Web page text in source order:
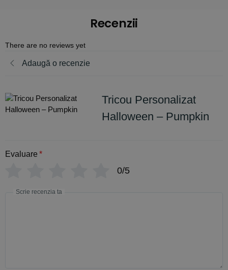
Recenzii
There are no reviews yet
Adaugă o recenzie
Tricou Personalizat
Halloween – Pumpkin
Evaluare *
0/5
Scrie recenzia ta